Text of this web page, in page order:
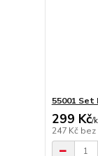
55001 Set
299 Kč/
247 Kč bez